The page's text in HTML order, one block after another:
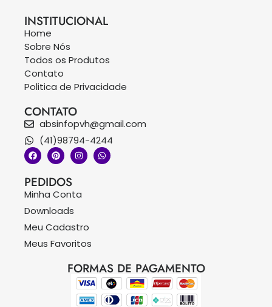
INSTITUCIONAL
Home
Sobre Nós
Todos os Produtos
Contato
Politica de Privacidade
CONTATO
absinfopvh@gmail.com
(41)98794-4244
PEDIDOS
Minha Conta
Downloads
Meu Cadastro
Meus Favoritos
FORMAS DE PAGAMENTO